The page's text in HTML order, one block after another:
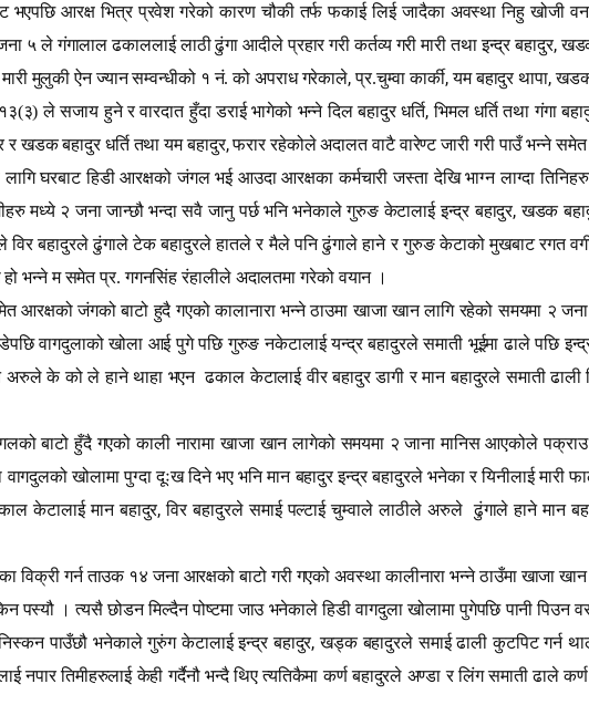
आरक्ष भित्र प्रवेश गरेको कारण चौकी तर्फ फकाई लिई जादैका अवस्था निहु खोजी
५ ले गंगालाल ढकाललाई लाठी ढुंगा आदीले प्रहार गरी कर्तव्य गरी मारी तथा इन्द्र बहादुर,
मारी मुलुकी ऐन ज्यान सम्वन्धीको १ नं. को अपराध गरेकाले,प्र.चुम्वा कार्की,यम बहादुर थापा,खडक
ले सजाय हुने र वारदात हुँदा डराई भागेको भन्ने दिल बहादुर धर्ति,भिमल धर्ति तथा गंगा
र खडक बहादुर धर्ति तथा यम बहादुर,फरार रहेकोले अदालत वाटै वारेण्ट जारी गरी पाउँ भन्ने समेत
घरबाट हिडी आरक्षको जंगल भई आउदा आरक्षका कर्मचारी जस्ता देखि भाग्न लाग्दा
मध्ये २ जना जान्छौ भन्दा सवै जानु पर्छ भनि भनेकाले गुरुङ केटालाई इन्द्र बहादुर,खडक
विर बहादुरले ढुंगाले टेक बहादुरले हातले र मैले पनि ढुंगाले हाने र गुरुङ केटाको मुखबाट रगत
भन्ने म समेत प्र. गगनसिंह रंहालीले अदालतमा गरेको वयान ।
आरक्षको जंगको बाटो हुदै गएको कालानारा भन्ने ठाउमा खाजा खान लागि रहेको समयमा २
वागदुलाको खोला आई पुगे पछि गुरुङ नकेटालाई यन्द्र बहादुरले समाती भूईमा ढाले पछि
अरुले के को ले हाने थाहा भएन ढकाल केटालाई वीर बहादुर डागी र मान बहादुरले समाती
बाटो हुँदै गएको काली नारामा खाजा खान लागेको समयमा २ जाना मानिस आएकोले
खोलामा पुग्दा दूःख दिने भए भनि मान बहादुर इन्द्र बहादुरले भनेका र यिनीलाई मारी
केटालाई मान बहादुर,विर बहादुरले समाई पल्टाई चुम्वाले लाठीले अरुले ढुंगाले हाने मान
विक्री गर्न ताउक १४ जना आरक्षको बाटो गरी गएको अवस्था कालीनारा भन्ने ठाउँमा खाजा
पस्यौ । त्यसै छोडन मिल्दैन पोष्टमा जाउ भनेकाले हिडी वागदुला खोलामा पुगेपछि पानी पिउन
निस्कन पाउँछौ भनेकाले गुरुंग केटालाई इन्द्र बहादुर,खड्क बहादुरले समाई ढाली कुटपिट गर्न
तिमीहरुलाई केही गर्दैनौ भन्दै थिए त्यतिकैमा कर्ण बहादुरले अण्डा र लिंग समाती ढाले